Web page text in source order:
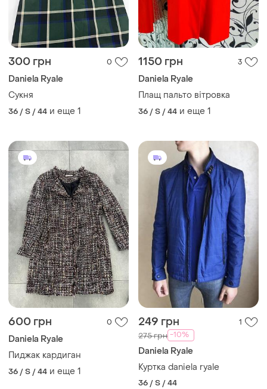
300 грн 0
Daniela Ryale
Сукня
36 / S / 44 и еще 1
1150 грн 3
Daniela Ryale
Плащ пальто вітровка
36 / S / 44 и еще 1
600 грн 0
Daniela Ryale
Пиджак кардиган
36 / S / 44 и еще 1
249 грн 1
275 грн -10%
Daniela Ryale
Куртка daniela ryale
36 / S / 44